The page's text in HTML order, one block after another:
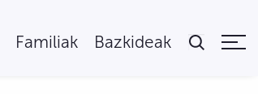
Familiak Bazkideak